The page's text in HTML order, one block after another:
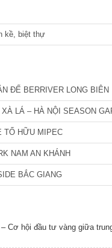
kề, biệt thự
ĐẾ BERRIVER LONG BIÊN
LÁ – HÀ NỘI SEASON
TỐ HỮU MIPEC
NAM AN KHÁNH
BẮC GIANG
Cơ hội đầu tư vàng giữa